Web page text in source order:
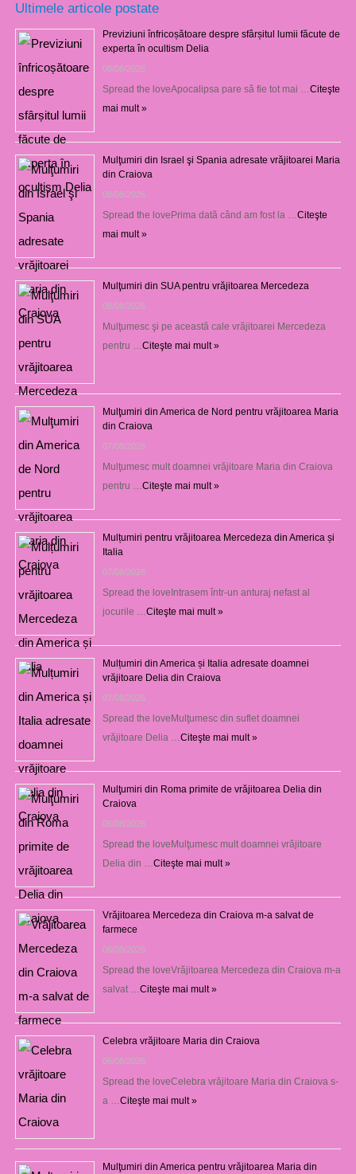
Ultimele articole postate
Previziuni înfricoșătoare despre sfârșitul lumii făcute de
experta în ocultism Delia
08/08/2026
Spread the loveApocalipsa pare să fie tot mai …Citeşte
mai mult »
Mulţumiri din Israel şi Spania adresate vrăjitoarei Maria
din Craiova
08/08/2026
Spread the lovePrima dată când am fost la …Citeşte
mai mult »
Mulţumiri din SUA pentru vrăjitoarea Mercedeza
08/08/2026
Mulţumesc şi pe această cale vrăjitoarei Mercedeza
pentru …Citeşte mai mult »
Mulţumiri din America de Nord pentru vrăjitoarea Maria
din Craiova
07/08/2026
Mulţumesc mult doamnei vrăjitoare Maria din Craiova
pentru …Citeşte mai mult »
Mulțumiri pentru vrăjitoarea Mercedeza din America și
Italia
07/08/2026
Spread the loveIntrasem într-un anturaj nefast al
jocurile …Citeşte mai mult »
Mulțumiri din America și Italia adresate doamnei
vrăjitoare Delia din Craiova
07/08/2026
Spread the loveMulţumesc din suflet doamnei
vrăjitoare Delia …Citeşte mai mult »
Mulţumiri din Roma primite de vrăjitoarea Delia din
Craiova
06/08/2026
Spread the loveMulţumesc mult doamnei vrăjitoare
Delia din …Citeşte mai mult »
Vrăjitoarea Mercedeza din Craiova m-a salvat de
farmece
06/08/2026
Spread the loveVrăjitoarea Mercedeza din Craiova m-a
salvat …Citeşte mai mult »
Celebra vrăjitoare Maria din Craiova
06/08/2026
Spread the loveCelebra vrăjitoare Maria din Craiova s-
a …Citeşte mai mult »
Mulţumiri din America pentru vrăjitoarea Maria din